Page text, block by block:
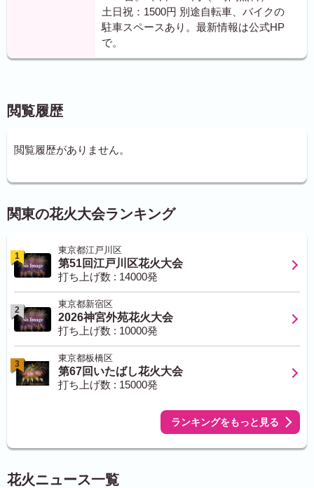
土日祝：1500円 別途自転車、バイクの
駐車スペースあり。最新情報は公式HP
で。
閲覧履歴
閲覧履歴がありません。
関東の花火大会ランキング
1
東京都江戸川区
第51回江戸川区花火大会
打ち上げ数 : 14000発
2
東京都新宿区
2026神宮外苑花火大会
打ち上げ数 : 10000発
3
東京都板橋区
第67回いたばし花火大会
打ち上げ数 : 15000発
ランキングをもっと見る
花火ニュース一覧